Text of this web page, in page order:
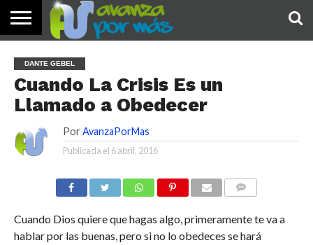
PALABRA
DE HOY
DEVOCIONALES
NOTICIAS
TESTIMONIOS
ORACIONES
SOBRE
NOSOTROS
IMÁGENES
DANTE GEBEL
Cuando La Crisis Es un
Llamado a Obedecer
Por AvanzaPorMas
Publicada el 6 abril, 2016
Cuando Dios quiere que hagas algo, primeramente te va a
hablar por las buenas, pero si no lo obedeces se hará